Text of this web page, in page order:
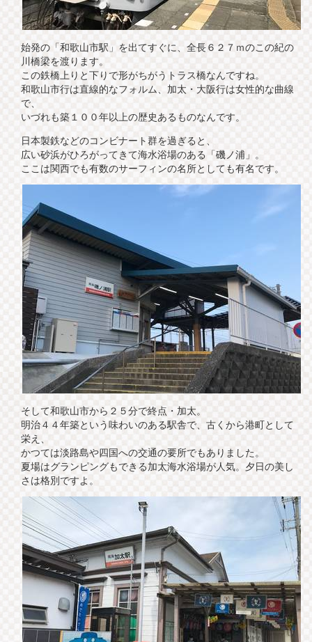
始発の「和歌山市駅」を出てすぐに、全長６２７ｍのこの紀の
川橋梁を渡ります。
この鉄橋上りと下りで形がちがうトラス橋なんですね。
和歌山市行は直線的なフォルム、加太・大阪行は女性的な曲線
で、
いづれも築１００年以上の歴史あるものなんです。
日本製鉄などのコンビナート群を過ぎると、
広い砂浜がひろがってきて海水浴場のある「磯ノ浦」。
ここは関西でも有数のサーフィンの名所としても有名です。
そして和歌山市から２５分で終点・加太。
明治４４年築という味わいのある駅舎で、古くから港町として
栄え、
かつては淡路島や四国への交通の要所でもありました。
夏場はグランピングもできる加太海水浴場が人気。夕日の美し
さは格別ですよ。